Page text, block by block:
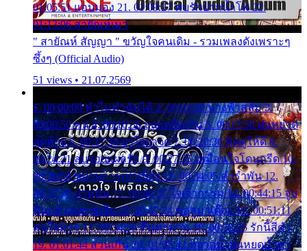
01:05:51 แอบมอง 21. 01:09:27 พบรักปากน้ำโพ 22.
01:13:06 สายัณห์เมา
" สายัณห์ สัญญา " ขวัญใจคนเดิม - รวมเพลงดังเพราะๆ
ซึ้งๆ (Official Audio)
51 views • 21.07.2569
1. 00:00:00 ทำไมทำฉันได้ 2. 00:03:20 นางฟ้าสลัม 3.
00:06:50 คน 4. 00:10:36 บุญเหลือเกิน 5. 00:13:58 ฝนหยาด
สุดท้าย 6. 00:17:30 ยาใจยาจก 7. 00:20:30 คิดดูให้ดี 8.
00:24:21 ลบรอยแผลรัก 9. 00:27:35 เหมือนใจโดนกรีด 10.
00:30:54 ขบวนการเปาเปียว 11. 00:34:05 คำรำพัน 12.
00:37:20 ปาหนัน 13. 00:40:37 ใจเจ้ากรรม 14. 00:44:15 จูบ
ฉันแล้วจงตายเสีย 15. 00:47:24 ขอสูมาเต๊อะ 16. 00:51:11
คนใจมาร 17. 00:54:50 คืนทรมาน 18. 00:58:25 รักนี้สีดำ
19. 01:01:44 ส่วนเกิน 20. 01:05:42 หยาดน้ำฝนหยดน้ำตา